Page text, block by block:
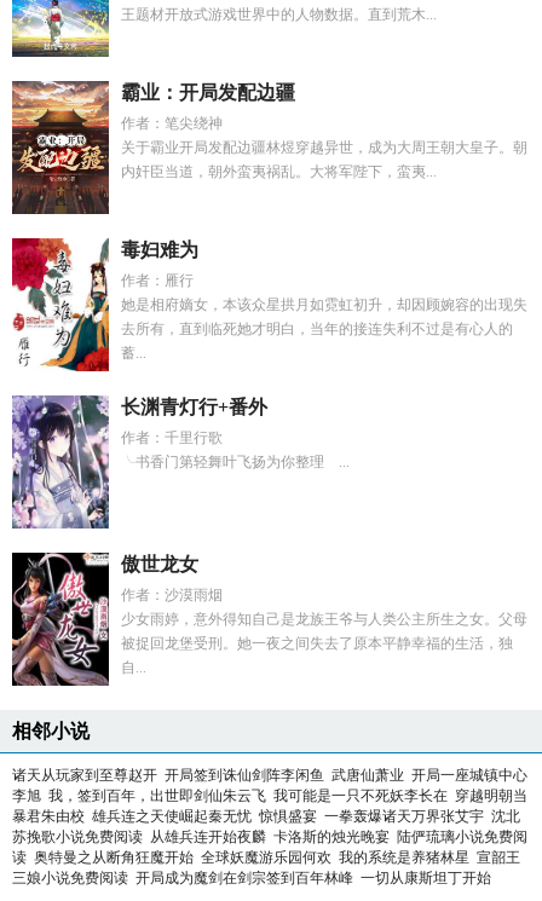
王题材开放式游戏世界中的人物数据。直到荒木...
霸业：开局发配边疆
作者：笔尖绕神
关于霸业开局发配边疆林煜穿越异世，成为大周王朝大皇子。朝
内奸臣当道，朝外蛮夷祸乱。大将军陛下，蛮夷...
毒妇难为
作者：雁行
她是相府嫡女，本该众星拱月如霓虹初升，却因顾婉容的出现失
去所有，直到临死她才明白，当年的接连失利不过是有心人的
蓄...
长渊青灯行+番外
作者：千里行歌
╰书香门第轻舞叶飞扬为你整理 ...
傲世龙女
作者：沙漠雨烟
少女雨婷，意外得知自己是龙族王爷与人类公主所生之女。父母
被捉回龙堡受刑。她一夜之间失去了原本平静幸福的生活，独
自...
相邻小说
诸天从玩家到至尊赵开 开局签到诛仙剑阵李闲鱼 武唐仙萧业 开局一座城镇中心
李旭 我，签到百年，出世即剑仙朱云飞 我可能是一只不死妖李长在 穿越明朝当
暴君朱由校 雄兵连之天使崛起秦无忧 惊惧盛宴 一拳轰爆诸天万界张艾宇 沈北
苏挽歌小说免费阅读 从雄兵连开始夜麟 卡洛斯的烛光晚宴 陆俨琉璃小说免费阅
读 奥特曼之从断角狂魔开始 全球妖魔游乐园何欢 我的系统是养猪林星 宣韶王
三娘小说免费阅读 开局成为魔剑在剑宗签到百年林峰 一切从康斯坦丁开始